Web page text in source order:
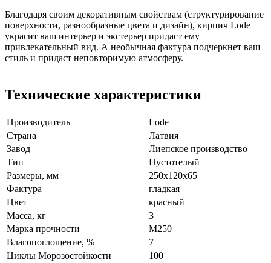
Благодаря своим декоративным свойствам (структурирование
поверхности, разнообразные цвета и дизайн), кирпич Lode
украсит ваш интерьер и экстерьер придаст ему
привлекательный вид. А необычная фактура подчеркнет ваш
стиль и придаст неповторимую атмосферу.
Технические характеристики
Производитель
Lode
Страна
Латвия
Завод
Лиепское производство
Тип
Пустотелый
Размеры, мм
250x120x65
Фактура
гладкая
Цвет
красный
Масса, кг
3
Марка прочности
M250
Влагопоглощение, %
7
Циклы Морозостойкости
100